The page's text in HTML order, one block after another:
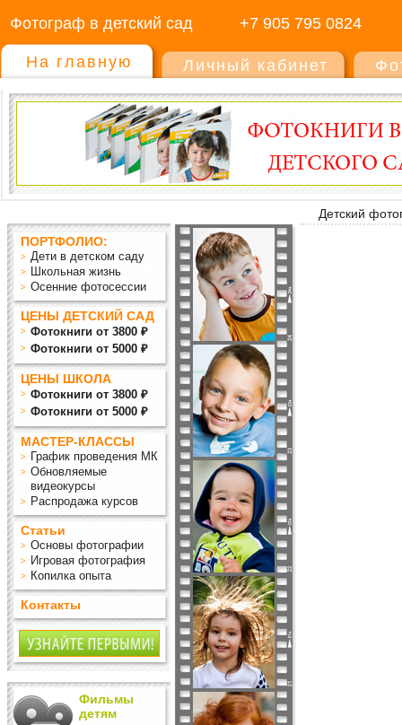
Фотограф в детский сад +7 905 795 0824
На главную Личный кабинет
Детский
ПОРТФОЛИО:
Дети в детском саду
Школьная жизнь
Осенние фотосессии
ЦЕНЫ ДЕТСКИЙ САД
Фотокниги от 3800 ₽
Фотокниги от 5000 ₽
ЦЕНЫ ШКОЛА
Фотокниги от 3800 ₽
Фотокниги от 5000 ₽
МАСТЕР-КЛАССЫ
График проведения МК
Обновляемые
видеокурсы
Распродажа курсов
Статьи
Основы фотографии
Игровая фотография
Копилка опыта
Контакты
Фильмы
детям